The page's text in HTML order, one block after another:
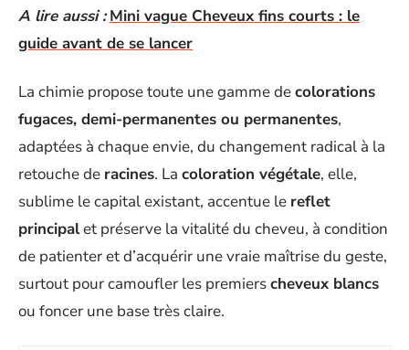
A lire aussi : Mini vague Cheveux fins courts : le
guide avant de se lancer
La chimie propose toute une gamme decolorations
fugaces, demi-permanentes ou permanentes,
adaptées à chaque envie, du changement radical à la
retouche de racines. La coloration végétale, elle,
sublime le capital existant, accentue le reflet
principalet préserve la vitalité du cheveu, à condition
de patienter et d’acquérir une vraie maîtrise du geste,
surtout pour camoufler les premierscheveux blancs
ou foncer une base très claire.